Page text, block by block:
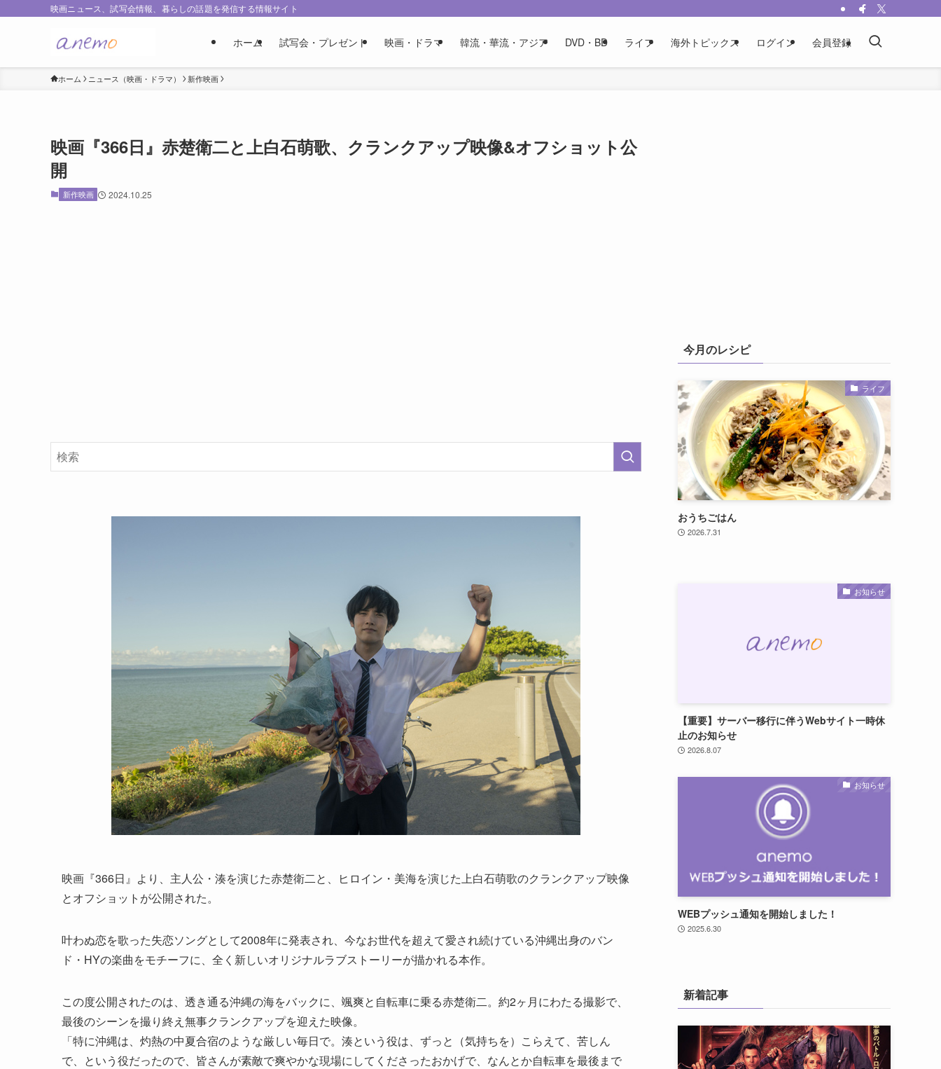
映画ニュース、試写会情報、暮らしの話題を発信する情報サイト
ホーム 試写会・プレゼント 映画・ドラマ 韓流・華流・アジア DVD・BD ライフ 海外トピックス ログイン 会員登録
ホーム ニュース（映画・ドラマ） 新作映画
映画『366日』赤楚衛二と上白石萌歌、クランクアップ映像&オフショット公
開
新作映画 2024.10.25
映画『366日』より、主人公・湊を演じた赤楚衛二と、ヒロイン・美海を演じた上白石萌歌のクランクアップ映像
とオフショットが公開された。
叶わぬ恋を歌った失恋ソングとして2008年に発表され、今なお世代を超えて愛され続けている沖縄出身のバン
ド・HYの楽曲をモチーフに、全く新しいオリジナルラブストーリーが描かれる本作。
この度公開されたのは、透き通る沖縄の海をバックに、颯爽と自転車に乗る赤楚衛二。約2ヶ月にわたる撮影で、
最後のシーンを撮り終え無事クランクアップを迎えた映像。
「特に沖縄は、灼熱の中夏合宿のような厳しい毎日で。湊という役は、ずっと（気持ちを）こらえて、苦しん
で、という役だったので、皆さんが素敵で爽やかな現場にしてくださったおかげで、なんとか自転車を最後まで
今月のレシピ
ライフ
おうちごはん
2026.7.31
お知らせ
【重要】サーバー移行に伴うWebサイト一時休
止のお知らせ
2026.8.07
お知らせ
WEBプッシュ通知を開始しました！
2025.6.30
新着記事